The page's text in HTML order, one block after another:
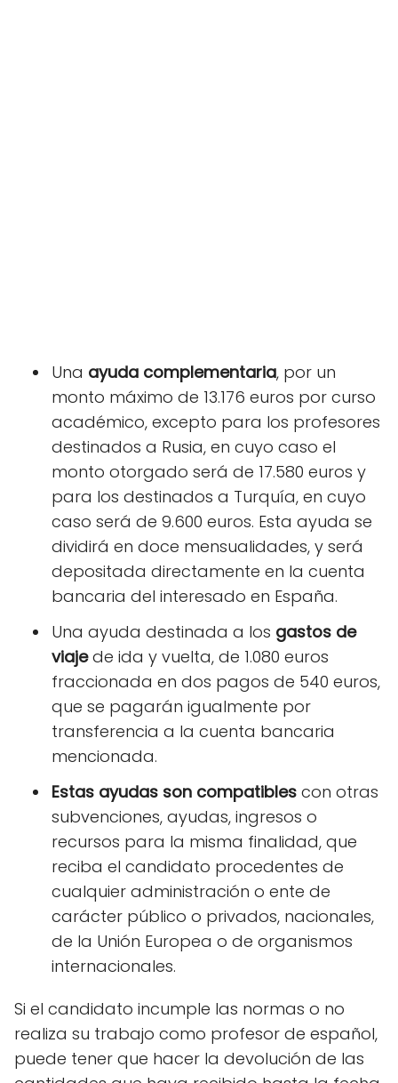
Una ayuda complementaria, por un
monto máximo de 13.176 euros por curso
académico, excepto para los profesores
destinados a Rusia, en cuyo caso el
monto otorgado será de 17.580 euros y
para los destinados a Turquía, en cuyo
caso será de 9.600 euros. Esta ayuda se
dividirá en doce mensualidades, y será
depositada directamente en la cuenta
bancaria del interesado en España.
Una ayuda destinada a los gastos de
viajede ida y vuelta, de 1.080 euros
fraccionada en dos pagos de 540 euros,
que se pagarán igualmente por
transferencia a la cuenta bancaria
mencionada.
Estas ayudas son compatibles con otras
subvenciones, ayudas, ingresos o
recursos para la misma finalidad, que
reciba el candidato procedentes de
cualquier administración o ente de
carácter público o privados, nacionales,
de la Unión Europea o de organismos
internacionales.
Si el candidato incumple las normas o no
realiza su trabajo como profesor de español,
puede tener que hacer la devolución de las